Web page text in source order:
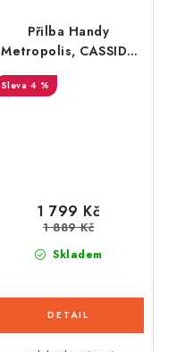
Přilba Handy
Metropolis, CASSIDA
(černá/bílá/červená)
2026
4 %
Skladem
1 799 Kč
1 889 Kč